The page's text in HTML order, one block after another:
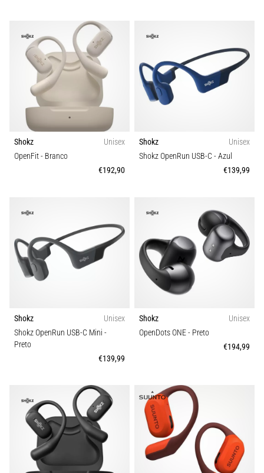
como
são
realizados?
prática,
shuttle
avalia
mudanças
de
direção.
Como
corretamente,
Joelho
Corredor:
Causas,
Tratamento
Shokz
Unisex
OpenFit- Branco
€192,90
Shokz
Unisex
Shokz OpenRun USB-C - Azul
€139,99
Shokz
Unisex
Shokz OpenRun USB-C Mini -
Preto
€139,99
Shokz
Unisex
OpenDots ONE- Preto
€194,99